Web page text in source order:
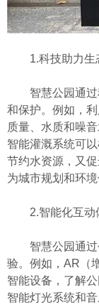
1.科技助力生
智慧公园通过
和保护。例如，
质量、水质和噪
智能灌溉系统可
节约水资源，又
为城市规划和环
2.智能化互动
智慧公园通过
验。例如，AR（
智能设备，了解
智能灯光系统和